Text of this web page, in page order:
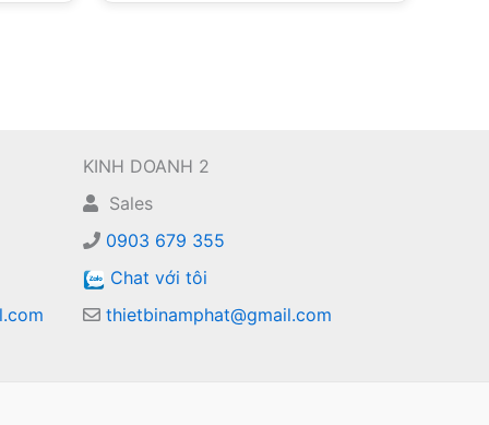
KINH DOANH 2
Sales
0903 679 355
Chat với tôi
thietbinamphat@gmail.com